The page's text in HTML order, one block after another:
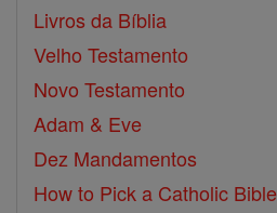
Livros da Bíblia
Velho Testamento
Novo Testamento
Adam & Eve
Dez Mandamentos
How to Pick a Catholic Bible